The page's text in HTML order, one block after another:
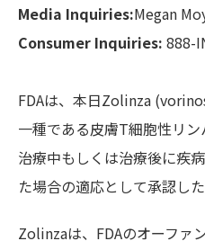
Media Inquiries:Megan
Consumer Inquiries: 888-
FDAは、本日Zolinza
一種である皮膚T細胞性リ
治療中もしくは治療後に疾
た場合の適応として承認した
Zolinzaは、FDAのオーファ